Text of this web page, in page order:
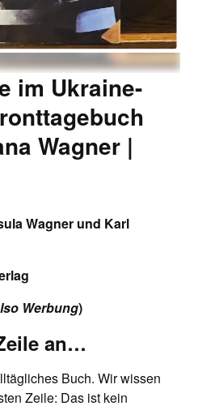
im Ukraine-
Wagner |
Wagner und Karl
Werbung)
an…
Buch. Wir wissen
Zeile: Das ist kein